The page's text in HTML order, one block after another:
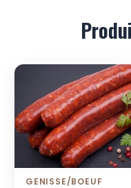
GENISSE/BOEUF